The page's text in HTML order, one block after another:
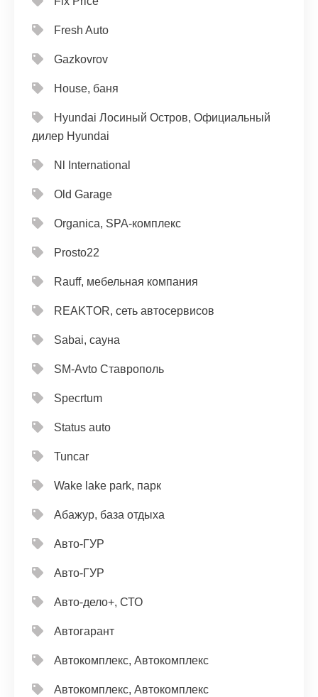
Fresh Auto
Gazkovrov
House, баня
Hyundai Лосиный Остров, Официальный
дилер Hyundai
Nl International
Old Garage
Organica, SPA-комплекс
Prosto22
Rauff, мебельная компания
REAKTOR, сеть автосервисов
Sabai, сауна
SM-Avto Ставрополь
Specrtum
Status auto
Tuncar
Wake lake park, парк
Абажур, база отдыха
Авто-ГУР
Авто-ГУР
Авто-дело+, СТО
Автогарант
Автокомплекс, Автокомплекс
Автокомплекс, Автокомплекс